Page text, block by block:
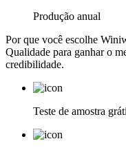
Produção anual
Por que você escolhe
Qualidade para ganhar o
credibilidade.
Teste de amostra